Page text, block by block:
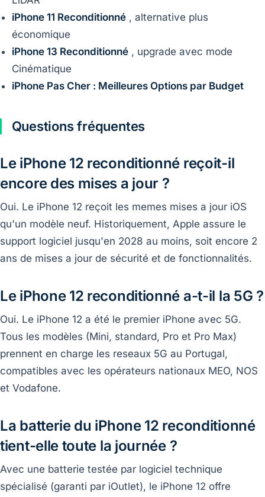
iPhone 11 Reconditionné , alternative plus
économique
iPhone 13 Reconditionné , upgrade avec mode
Cinématique
iPhone Pas Cher : Meilleures Options par Budget
Questions fréquentes
Le iPhone 12 reconditionné reçoit-il
encore des mises a jour ?
Oui. Le iPhone 12 reçoit les memes mises a jour iOS
qu'un modèle neuf. Historiquement, Apple assure le
support logiciel jusqu'en 2028 au moins, soit encore 2
ans de mises a jour de sécurité et de fonctionnalités.
Le iPhone 12 reconditionné a-t-il la 5G ?
Oui. Le iPhone 12 a été le premier iPhone avec 5G.
Tous les modèles (Mini, standard, Pro et Pro Max)
prennent en charge les reseaux 5G au Portugal,
compatibles avec les opérateurs nationaux MEO, NOS
et Vodafone.
La batterie du iPhone 12 reconditionné
tient-elle toute la journée ?
Avec une batterie testée par logiciel technique
spécialisé (garanti par iOutlet), le iPhone 12 offre